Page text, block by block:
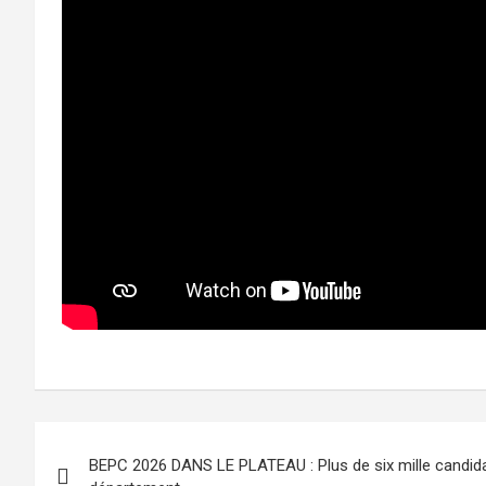
BEPC 2026 DANS LE PLATEAU : Plus de six mille